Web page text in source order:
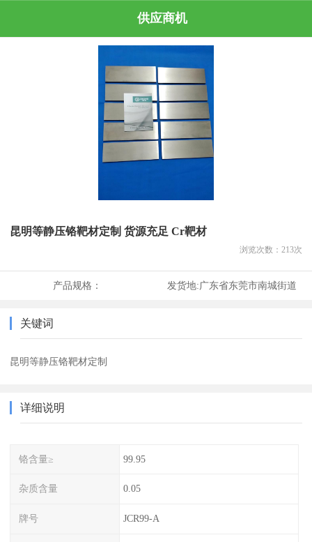
供应商机
昆明等静压铬靶材定制 货源充足 Cr靶材
浏览次数： 213次
产品规格： 发货地:广东省东莞市南城街道
关键词
昆明等静压铬靶材定制
详细说明
铬含量≥ 99.95
杂质含量 0.05
牌号 JCR99-A